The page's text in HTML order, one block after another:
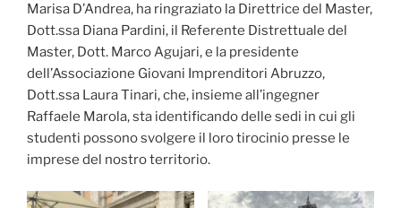
Marisa D’Andrea, ha ringraziato la Direttrice del Master,
Dott.ssa Diana Pardini, il Referente Distrettuale del
Master, Dott. Marco Agujari, e la presidente
dell’Associazione Giovani Imprenditori Abruzzo,
Dott.ssa Laura Tinari, che, insieme all’ingegner
Raffaele Marola, sta identificando delle sedi in cui gli
studenti possono svolgere il loro tirocinio presse le
imprese del nostro territorio.